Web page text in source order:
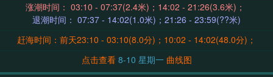
涨潮时间： 03:10 - 07:37(2.4米)；14:02 - 21:26(3.6米)；
退潮时间： 07:37 - 14:02(1.0米)；21:26 - 23:59(??米)
赶海时间：前天23:10 - 03:10(8.0分)；10:02 - 14:02(48.0分)；
点击查看
8-10 星期一 曲线图